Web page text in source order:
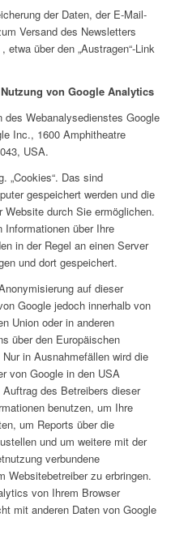
der Daten, der E-Mail-
Versand des Newsletters
über den „Austragen“-Link
von Google Analytics
Webanalysedienstes Google
Inc., 1600 Amphitheatre
USA.
„Cookies“. Das sind
gespeichert werden und die
durch Sie ermöglichen.
Informationen über Ihre
in der Regel an einen Server
und dort gespeichert.
auf dieser
Google jedoch innerhalb von
Union oder in anderen
über den Europäischen
in Ausnahmefällen wird die
von Google in den USA
des Betreibers dieser
benutzen, um Ihre
um Reports über die
und um weitere mit der
verbundene
Websitebetreiber zu erbringen.
von Ihrem Browser
mit anderen Daten von Google